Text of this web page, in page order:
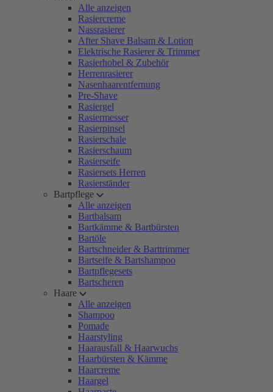
Alle anzeigen
Rasiercreme
Nassrasierer
After Shave Balsam & Lotion
Elektrische Rasierer & Trimmer
Rasierhobel & Zubehör
Herrenrasierer
Nasenhaarentfernung
Pre-Shave
Rasiergel
Rasiermesser
Rasierpinsel
Rasierschale
Rasierschaum
Rasierseife
Rasiersets Herren
Rasierständer
Bartpflege
Alle anzeigen
Bartbalsam
Bartkämme & Bartbürsten
Bartöle
Bartschneider & Barttrimmer
Bartseife & Bartshampoo
Bartpflegesets
Bartscheren
Haare
Alle anzeigen
Shampoo
Pomade
Haarstyling
Haarausfall & Haarwuchs
Haarbürsten & Kämme
Haarcreme
Haargel